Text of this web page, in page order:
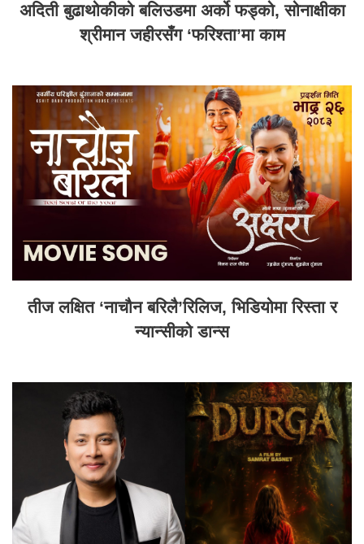
अदिती बुढाथोकीको बलिउडमा अर्को फड्को, सोनाक्षीका
श्रीमान जहीरसँग ‘फरिश्ता’मा काम
तीज लक्षित ‘नाचौन बरिलै’रिलिज, भिडियोमा रिस्ता र
न्यान्सीको डान्स